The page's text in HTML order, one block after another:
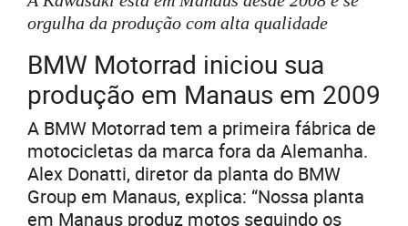
orgulha da produção com alta qualidade
BMW Motorrad iniciou sua
produção em Manaus em 2009
A BMW Motorrad tem a primeira fábrica de
motocicletas da marca fora da Alemanha.
Alex Donatti, diretor da planta do BMW
Group em Manaus, explica: “Nossa planta
em Manaus produz motos seguindo os